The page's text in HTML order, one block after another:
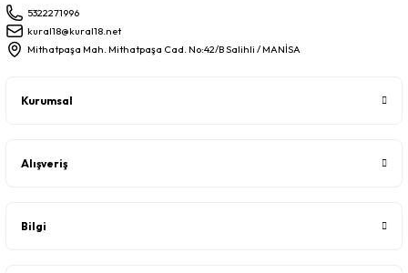
5322271996
kural18@kural18.net
Mithatpaşa Mah. Mithatpaşa Cad. No:42/B Salihli / MANİSA
Kurumsal
Alışveriş
Bilgi